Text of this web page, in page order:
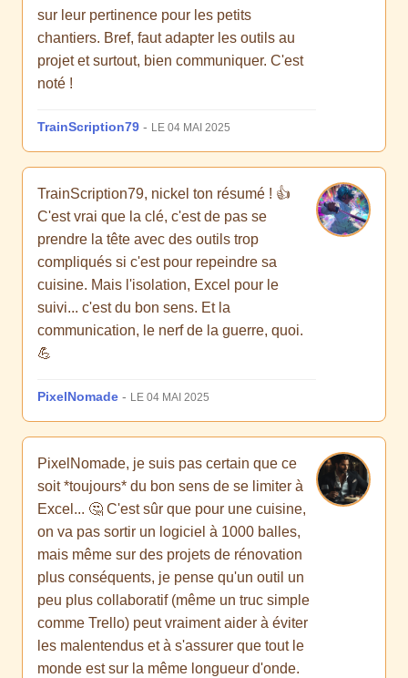
sur leur pertinence pour les petits
chantiers. Bref, faut adapter les outils au
projet et surtout, bien communiquer. C'est
noté !
TrainScription79 - LE 04 MAI 2025
TrainScription79, nickel ton résumé ! 👍
C'est vrai que la clé, c'est de pas se
prendre la tête avec des outils trop
compliqués si c'est pour repeindre sa
cuisine. Mais l'isolation, Excel pour le
suivi... c'est du bon sens. Et la
communication, le nerf de la guerre, quoi.
💪
PixelNomade - LE 04 MAI 2025
PixelNomade, je suis pas certain que ce
soit *toujours* du bon sens de se limiter à
Excel... 🤔 C'est sûr que pour une cuisine,
on va pas sortir un logiciel à 1000 balles,
mais même sur des projets de rénovation
plus conséquents, je pense qu'un outil un
peu plus collaboratif (même un truc simple
comme Trello) peut vraiment aider à éviter
les malentendus et à s'assurer que tout le
monde est sur la même longueur d'onde.